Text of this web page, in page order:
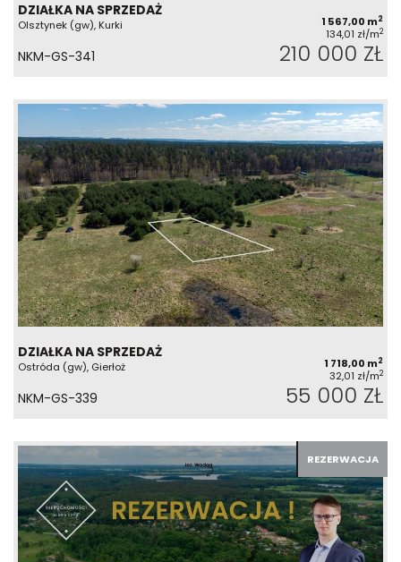
DZIAŁKA NA SPRZEDAŻ
Olsztynek (gw), Kurki 1 567,00 m2
134,01 zł/m2
NKM-GS-341 210 000 ZŁ
DZIAŁKA NA SPRZEDAŻ
Ostróda (gw), Gierłoż 1 718,00 m2
32,01 zł/m2
NKM-GS-339 55 000 ZŁ
REZERWACJA